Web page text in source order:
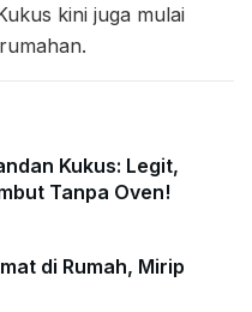
kini juga mulai
Kukus: Legit,
Tanpa Oven!
di Rumah, Mirip